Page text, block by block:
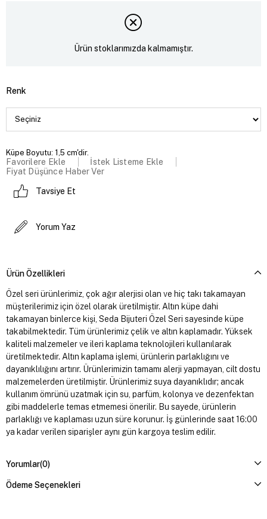
Ürün stoklarımızda kalmamıştır.
Renk
Küpe Boyutu: 1,5 cm'dir.
Favorilere Ekle
İstek Listeme Ekle
Fiyat Düşünce Haber Ver
Tavsiye Et
Yorum Yaz
Ürün Özellikleri
Özel seri ürünlerimiz, çok ağır alerjisi olan ve hiç takı takamayan
müşterilerimiz için özel olarak üretilmiştir. Altın küpe dahi
takamayan binlerce kişi, Seda Bijuteri Özel Seri sayesinde küpe
takabilmektedir. Tüm ürünlerimiz çelik ve altın kaplamadır. Yüksek
kaliteli malzemeler ve ileri kaplama teknolojileri kullanılarak
üretilmektedir. Altın kaplama işlemi, ürünlerin parlaklığını ve
dayanıklılığını artırır. Ürünlerimizin tamamı alerji yapmayan, cilt dostu
malzemelerden üretilmiştir. Ürünlerimiz suya dayanıklıdır; ancak
kullanım ömrünü uzatmak için su, parfüm, kolonya ve dezenfektan
gibi maddelerle temas etmemesi önerilir. Bu sayede, ürünlerin
parlaklığı ve kaplaması uzun süre korunur. İş günlerinde saat 16:00
ya kadar verilen siparişler aynı gün kargoya teslim edilir.
Yorumlar(0)
Ödeme Seçenekleri